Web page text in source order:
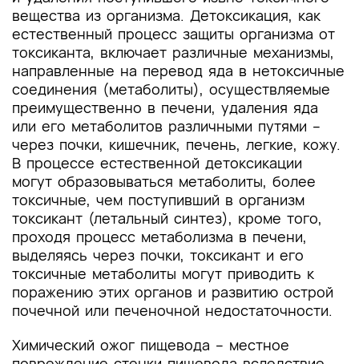
вещества из организма. Детоксикация, как
естественный процесс защиты организма от
токсиканта, включает различные механизмы,
направленные на перевод яда в нетоксичные
соединения (метаболиты), осуществляемые
преимущественно в печени, удаления яда
или его метаболитов различными путями –
через почки, кишечник, печень, легкие, кожу.
В процессе естественной детоксикации
могут образовываться метаболиты, более
токсичные, чем поступивший в организм
токсикант (летальный синтез), кроме того,
проходя процесс метаболизма в печени,
выделяясь через почки, токсикант и его
токсичные метаболиты могут приводить к
поражению этих органов и развитию острой
почечной или печеночной недостаточности.
Химический ожог пищевода – местное